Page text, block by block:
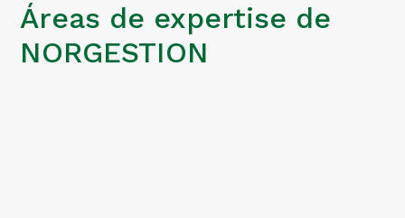
Áreas de expertise de
NORGESTION